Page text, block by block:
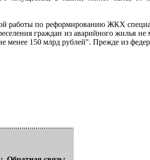
работы по реформированию ЖКХ
граждан из аварийного жилья не
150 млрд рублей". Прежде из